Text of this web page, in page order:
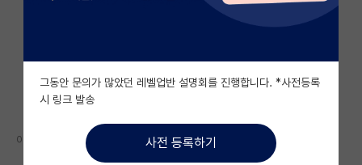
자유 게시판(아무개랩)
미국 유학 게시판
미국 대학원 합격 후기 게시판
대학원생 모집 게시판
이런 저런 사정으로 딱 일년만 경기권에서 저 혼자 자취하려고 합니다
그동안 문의가 많았던 레벨업반 설명회를 진행합니다. *사전등록
시 링크 발송
사전 등록하기